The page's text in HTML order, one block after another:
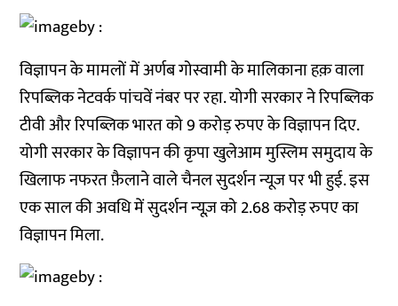
विज्ञापन के मामलों में अर्णब गोस्वामी के मालिकाना हक़ वाला
रिपब्लिक नेटवर्क पांचवें नंबर पर रहा. योगी सरकार ने रिपब्लिक
टीवी और रिपब्लिक भारत को 9 करोड़ रुपए के विज्ञापन दिए.
योगी सरकार के विज्ञापन की कृपा खुलेआम मुस्लिम समुदाय के
खिलाफ नफरत फ़ैलाने वाले चैनल सुदर्शन न्यूज पर भी हुई. इस
एक साल की अवधि में सुदर्शन न्यूज़ को 2.68 करोड़ रुपए का
विज्ञापन मिला.